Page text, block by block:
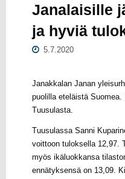
Janalaisille
ja hyviä
5.7.2020
Janakkalan Janan
puolilla eteläistä
Tuusulasta.
Tuusulassa Sanni
voittoon tuloksella 12,97.
myös ikäluokkansa
ennätyksensä on 13,09.